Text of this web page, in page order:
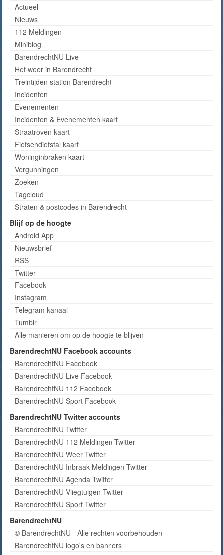
Actueel
Nieuws
112 Meldingen
Miniblog
BarendrechtNU Live
Het weer in Barendrecht
Treintijden station Barendrecht
Incidenten
Evenementen
Incidenten & Evenementen kaart
Straatroven kaart
Fietsendiefstal kaart
Woninginbraken kaart
Vergunningen
Zoeken
Tagcloud
Straten & postcodes in Barendrecht
Blijf op de hoogte
Android App
Nieuwsbrief
RSS
Twitter
Facebook
Instagram
Telegram kanaal
Tumblr
Alle manieren om op de hoogte te blijven
BarendrechtNU Facebook accounts
BarendrechtNU Facebook
BarendrechtNU Live Facebook
BarendrechtNU 112 Facebook
BarendrechtNU Sport Facebook
BarendrechtNU Twitter accounts
BarendrechtNU Twitter
BarendrechtNU 112 Meldingen Twitter
BarendrechtNU Weer Twitter
BarendrechtNU Inbraak Meldingen Twitter
BarendrechtNU Agenda Twitter
BarendrechtNU Vliegtuigen Twitter
BarendrechtNU Sport Twitter
BarendrechtNU
© BarendrechtNU - Alle rechten voorbehouden
BarendrechtNU logo's en banners